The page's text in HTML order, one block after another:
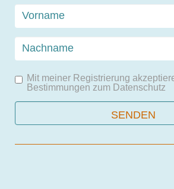
Mit meiner Registrierung
Bestimmungen zum Datenschutz